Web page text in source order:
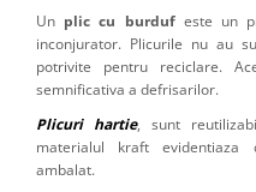
Un plic cu burdufeste un
inconjurator. Plicurile nu au
potrivite pentru reciclare.
semnificativa a defrisarilor.
Plicuri hartie, sunt
materialul kraft evidentiaza
ambalat.